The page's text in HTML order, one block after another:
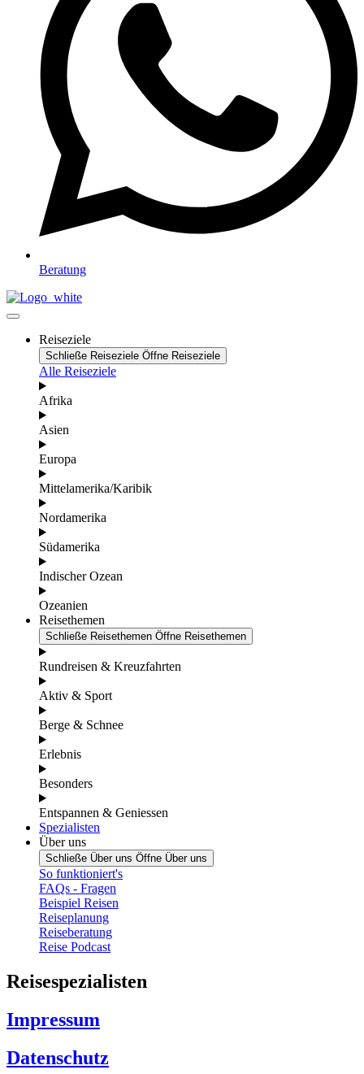
Beratung
Reiseziele
Schließe Reiseziele Öffne Reiseziele
Alle Reiseziele
Afrika
Asien
Europa
Mittelamerika/Karibik
Nordamerika
Südamerika
Indischer Ozean
Ozeanien
Reisethemen
Schließe Reisethemen Öffne Reisethemen
Rundreisen & Kreuzfahrten
Aktiv & Sport
Berge & Schnee
Erlebnis
Besonders
Entspannen & Geniessen
Spezialisten
Über uns
Schließe Über uns Öffne Über uns
So funktioniert's
FAQs - Fragen
Beispiel Reisen
Reiseplanung
Reiseberatung
Reise Podcast
Reisespezialisten
Impressum
Datenschutz